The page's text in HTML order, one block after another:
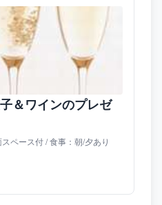
＆ワインのプレゼ
ペース付 / 食事：朝/夕あり